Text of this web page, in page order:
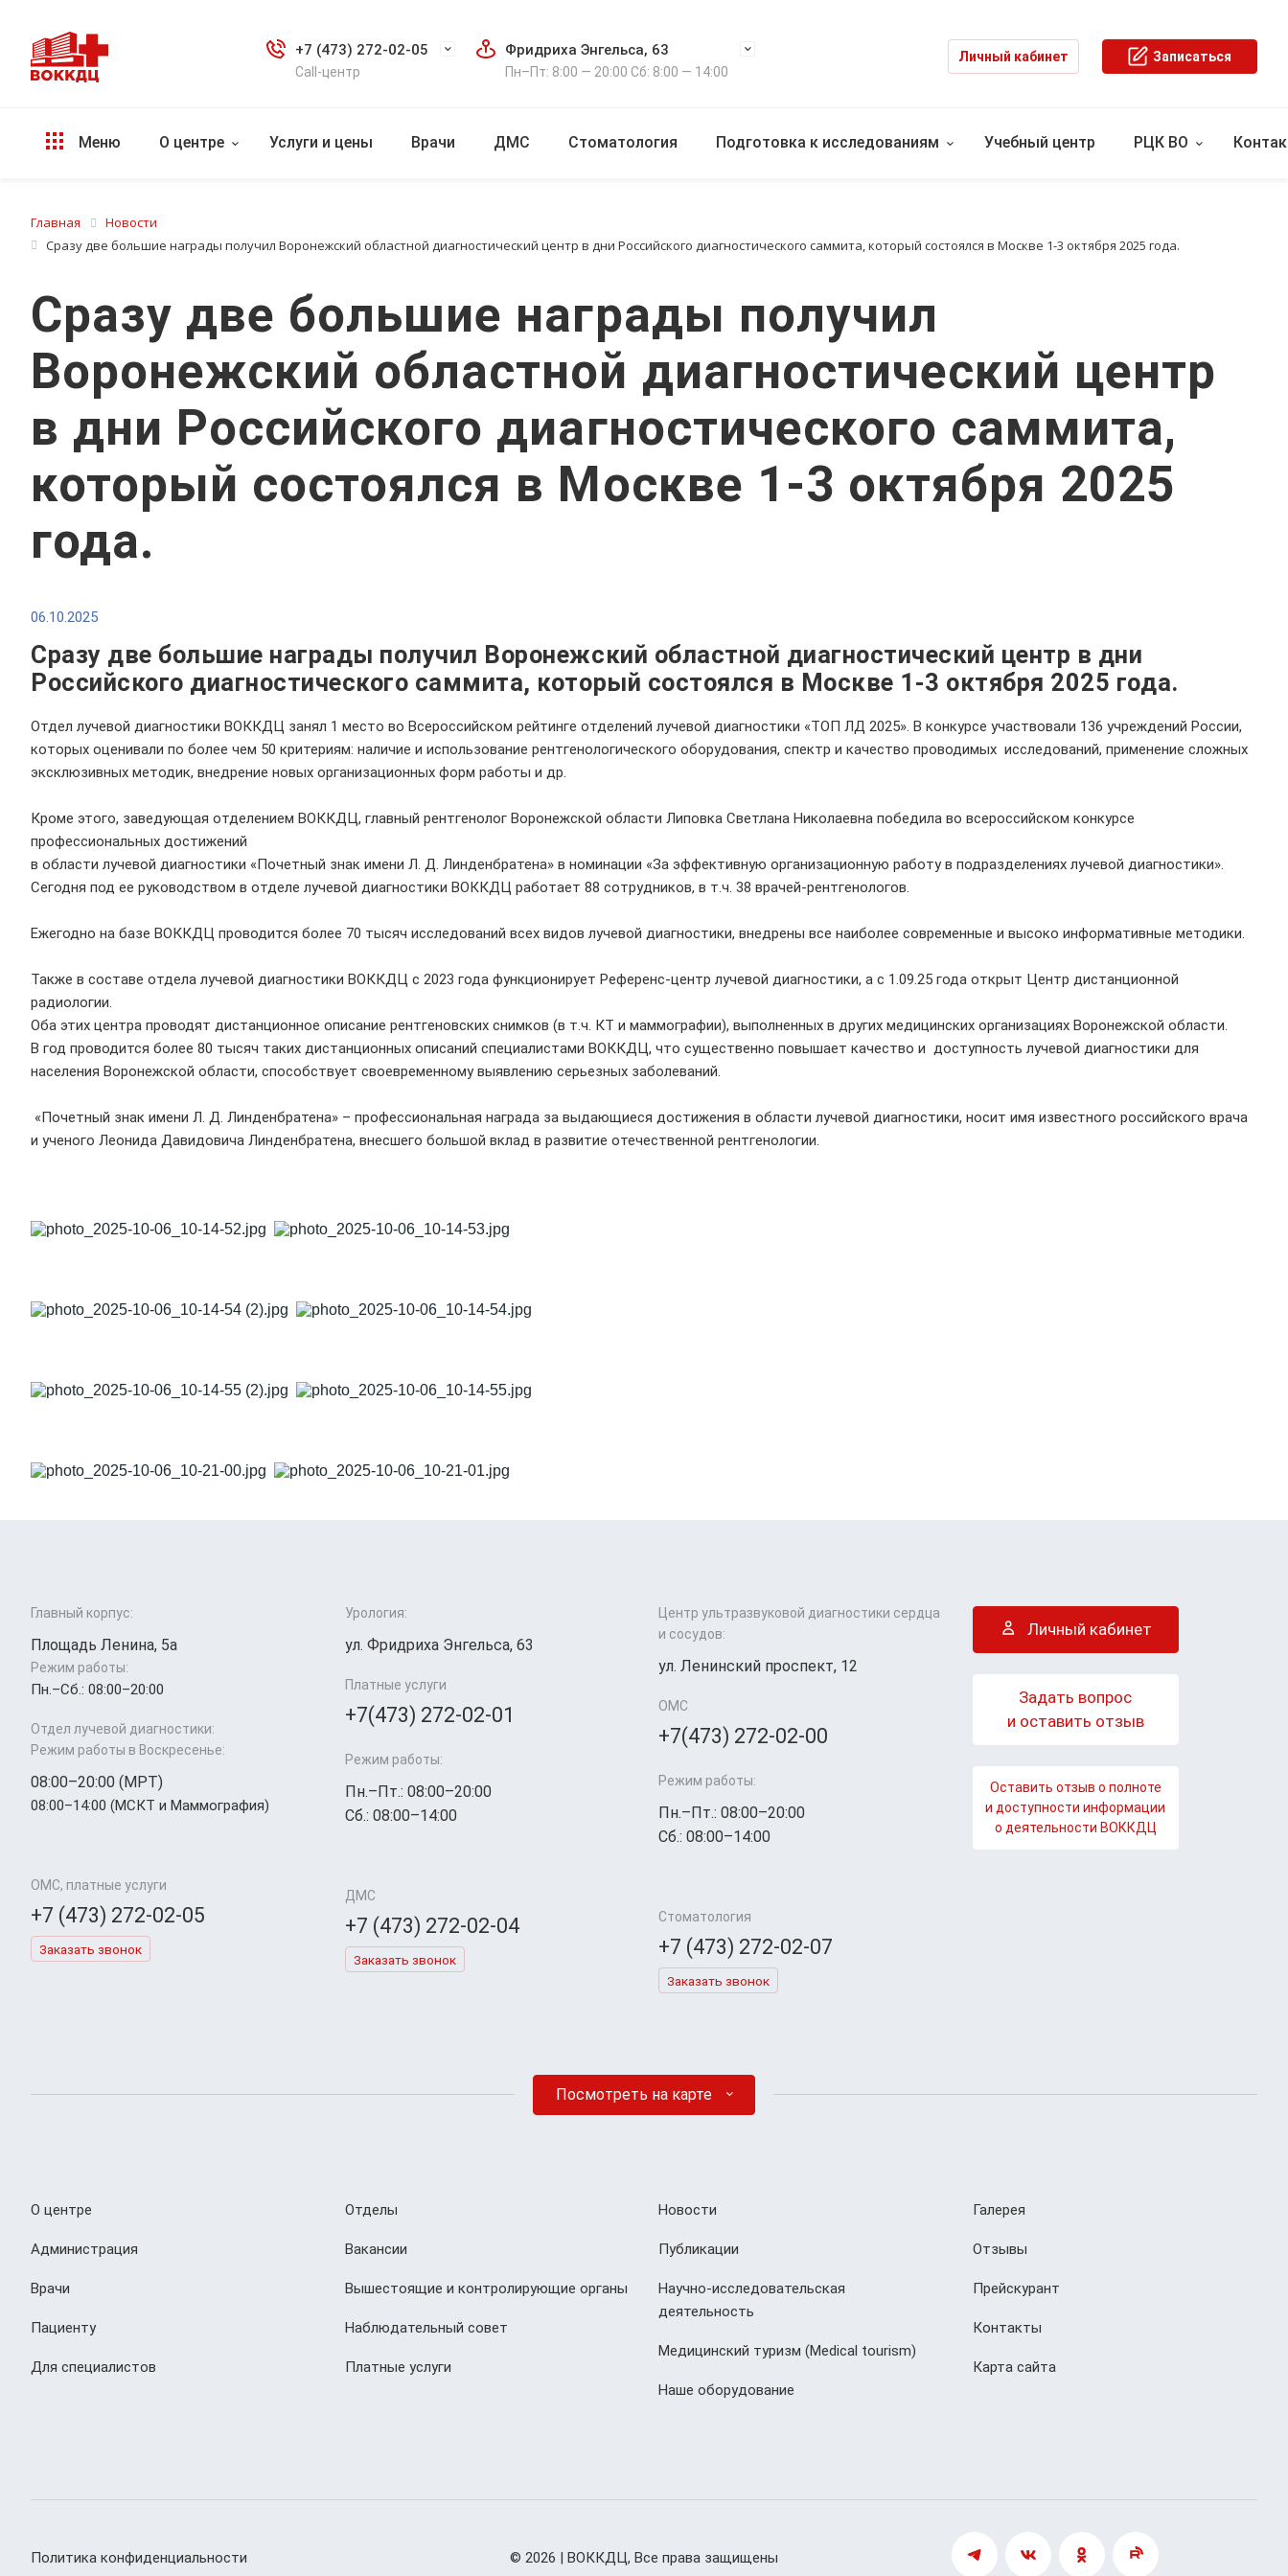
+7 (473) 272-02-05
Call-центр
Фридриха Энгельса, 63
Пн–Пт: 8:00 — 20:00 Сб: 8:00 — 14:00
Личный кабинет Записаться
Меню О центре Услуги и цены Врачи ДМС Стоматология Подготовка к исследованиям Учебный центр РЦК ВО
Главная
Новости
Сразу две большие награды получил Воронежский областной диагностический центр в дни Российского диагностического саммита, который состоялся в Москве 1-3 октября 2025 года.
Сразу две большие награды получил
Воронежский областной диагностический центр
в дни Российского диагностического саммита,
который состоялся в Москве 1-3 октября 2025
года.
06.10.2025
Сразу две большие награды получил Воронежский областной диагностический центр в дни
Российского диагностического саммита, который состоялся в Москве 1-3 октября 2025 года.
Отдел лучевой диагностики ВОККДЦ занял 1 место во Всероссийском рейтинге отделений лучевой диагностики «ТОП ЛД 2025». В конкурсе участвовали 136 учреждений России,
которых оценивали по более чем 50 критериям: наличие и использование рентгенологического оборудования, спектр и качество проводимых исследований, применение сложных
эксклюзивных методик, внедрение новых организационных форм работы и др.
Кроме этого, заведующая отделением ВОККДЦ, главный рентгенолог Воронежской области Липовка Светлана Николаевна победила во всероссийском конкурсе
профессиональных достижений
в области лучевой диагностики «Почетный знак имени Л. Д. Линденбратена» в номинации «За эффективную организационную работу в подразделениях лучевой диагностики».
Сегодня под ее руководством в отделе лучевой диагностики ВОККДЦ работает 88 сотрудников, в т.ч. 38 врачей-рентгенологов.
Ежегодно на базе ВОККДЦ проводится более 70 тысяч исследований всех видов лучевой диагностики, внедрены все наиболее современные и высоко информативные методики.
Также в составе отдела лучевой диагностики ВОККДЦ с 2023 года функционирует Референс-центр лучевой диагностики, а с 1.09.25 года открыт Центр дистанционной
радиологии.
Оба этих центра проводят дистанционное описание рентгеновских снимков (в т.ч. КТ и маммографии), выполненных в других медицинских организациях Воронежской области.
В год проводится более 80 тысяч таких дистанционных описаний специалистами ВОККДЦ, что существенно повышает качество и доступность лучевой диагностики для
населения Воронежской области, способствует своевременному выявлению серьезных заболеваний.
«Почетный знак имени Л. Д. Линденбратена» – профессиональная награда за выдающиеся достижения в области лучевой диагностики, носит имя известного российского врача
и ученого Леонида Давидовича Линденбратена, внесшего большой вклад в развитие отечественной рентгенологии.
Главный корпус:
Площадь Ленина, 5а
Режим работы:
Пн.–Cб.: 08:00–20:00
Отдел лучевой диагностики:
Режим работы в Воскресенье:
08:00–20:00 (МРТ)
08:00–14:00 (МСКТ и Маммография)
ОМС, платные услуги
+7 (473) 272-02-05
Заказать звонок
Урология:
ул. Фридриха Энгельса, 63
Платные услуги
+7(473) 272-02-01
Режим работы:
Пн.–Пт.: 08:00–20:00
Сб.: 08:00–14:00
ДМС
+7 (473) 272-02-04
Заказать звонок
Центр ультразвуковой диагностики сердца
и сосудов:
ул. Ленинский проспект, 12
ОМС
+7(473) 272-02-00
Режим работы:
Пн.–Пт.: 08:00–20:00
Сб.: 08:00–14:00
Стоматология
+7 (473) 272-02-07
Заказать звонок
Личный кабинет
Задать вопрос
и оставить отзыв
Оставить отзыв о полноте
и доступности информации
о деятельности ВОККДЦ
Посмотреть на карте
О центре
Администрация
Врачи
Пациенту
Для специалистов
Отделы
Вакансии
Вышестоящие и контролирующие органы
Наблюдательный совет
Платные услуги
Новости
Публикации
Научно-исследовательская
деятельность
Медицинский туризм (Мedical tourism)
Наше оборудование
Галерея
Отзывы
Прейскурант
Контакты
Карта сайта
Политика конфиденциальности © 2026 | ВОККДЦ, Все права защищены